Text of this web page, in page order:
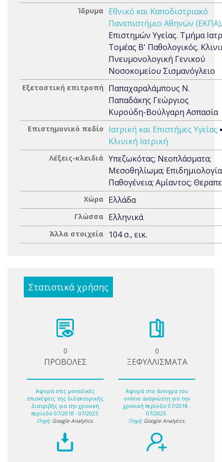
Ίδρυμα
Εθνικό και Καποδιστριακό
Πανεπιστήμιο Αθηνών (ΕΚΠΑ)
Επιστημών Υγείας. Τμήμα
Τομέας Β' Παθολογικός.
Πνευμονολογική Γενικού
Νοσοκομείου Σισμανόγλειο
Εξεταστική επιτροπή
Παπαχαραλάμπους Ν.
Παπαδάκης Γεώργιος
Κυρούδη-Βούλγαρη Ασπασία
Επιστημονικό πεδίο Ιατρική και Επιστήμες Υγείας
Κλινική Ιατρική
Λέξεις-κλειδιά Υπεζωκότας; Νεοπλάσματα;
Μεσοθηλίωμα;
Παθογένεια; Αμίαντος;
Χώρα Ελλάδα
Γλώσσα Ελληνικά
Άλλα στοιχεία 104 σ., εικ.
Στατιστικά χρήσης
0
ΠΡΟΒΟΛΕΣ
Αφορά στις μοναδικές
επισκέψεις της διδακτορικής
διατριβής για την χρονική
περίοδο 07/2018 - 07/2023.
Πηγή: Google Analytics.
0
ΞΕΦΥΛΛΙΣΜΑΤΑ
Αφορά στο άνοιγμα του
online αναγνώστη για την
χρονική περίοδο 07/2018 -
07/2023.
Πηγή: Google Analytics.